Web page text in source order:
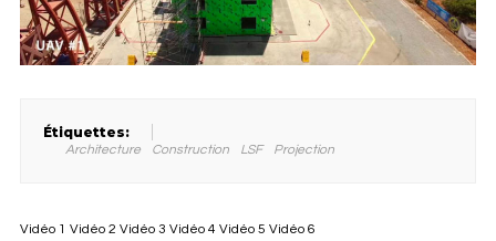
Étiquettes:
Architecture Construction LSF Projection
Vidéo 1 Vidéo 2 Vidéo 3 Vidéo 4 Vidéo 5 Vidéo 6